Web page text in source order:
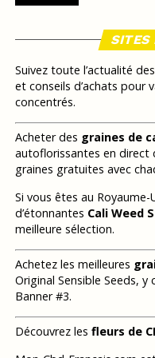
SITES
Suivez toute l’actualité
et conseils d’achats pour
concentrés.
Acheter des graines de
autoflorissantes en direct
graines gratuites avec
Si vous êtes au
d’étonnantes Cali Weed
meilleure sélection.
Achetez les meilleures
Original Sensible Seeds,
Banner #3.
Découvrez les fleurs de